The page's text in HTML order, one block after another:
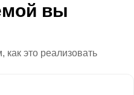
вы
это реализовать